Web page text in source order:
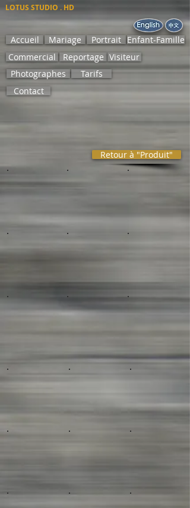
LOTUS STUDIO . HD
Accueil Mariage Portrait Enfant-Famille
Commercial
Reportage Visiteur
Photographes
Tarifs
Contact
Retour à "Produit"